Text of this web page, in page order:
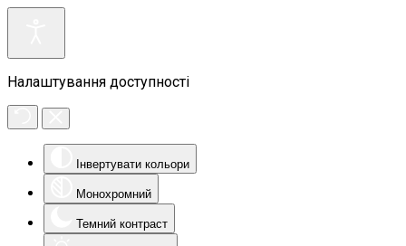
Налаштування доступності
Інвертувати кольори
Монохромний
Темний контраст